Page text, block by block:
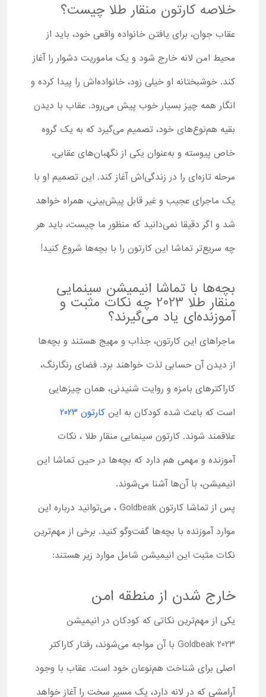
خلاصه کارتون منقار طلا چیست؟
عقاب جوان، برای یافتن خانواده واقعی خود، باید از
محیط امن لانه خارج شود و یک ماموریت دشوار را آغاز
کند. خوشبختانه او خیلی زود، خانواده‌اش را پیدا کرده و
انگار همه چیز بسیار خوب پیش می‌رود. عقاب با دیدن
بقیه هم‌نوع‌های خود، تصمیم می‌گیرد که به یک گروه
خاص پیوسته و به‌عنوان یکی از نگهبان‌های عقابی،
مرحله تازه‌ای را در زندگی‌اش آغاز کند. این تصمیم او با
یک ماجرای عجیب و غیر قابل پیش‌بینی، همراه خواهد
شد و اگر دقیقا نمی‌دانید که منظور ما چیست، باید هر
چه سریع‌تر تماشا این کارتون را با بچه‌ها شروع کنید!
بچه‌ها با تماشا انیمیشن سینمایی
منقار طلا 2023 چه نکات مثبت و
آموزنده‌ای یاد می‌گیرند؟
ماجراهای این کارتون، جذاب و مهیج هستند و بچه‌ها
از دیدن آن حسابی لذت خواهند برد. فضای رنگارنگ،
کاراکترهای بامزه و روایت شنیدنی، همان چیزهایی
است که باعث شده کودکان به این کارتون 2023
علاقمند شوند. کارتون سینمایی منقار طلا ، نکات
آموزنده و مهمی هم دارد که بچه‌ها در حین تماشا این
انیمیشن، با آن‌ها آشنا می‌شوند.
پس از تماشا کارتون Goldbeak ، می‌توانید درباره این
موارد آموزنده با بچه‌ها گفت‌وگو کنید. برخی از مهم‌ترین
نکات مثبت این انیمیشن شامل موارد زیر هستند:
خارج شدن از منطقه امن
یکی از مهم‌ترین نکاتی که کودکان در انیمیشن
Goldbeak 2023 با آن مواجه می‌شوند، رفتار کاراکتر
اصلی برای شناخت هم‌نوعان خود است. عقاب با وجود
آرامشی که در لانه دارد، یک مسیر سخت را آغاز خواهد